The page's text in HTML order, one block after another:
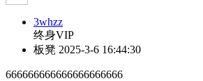
3whzz
终身VIP
板凳 2025-3-6 16:44:30
666666666666666666666